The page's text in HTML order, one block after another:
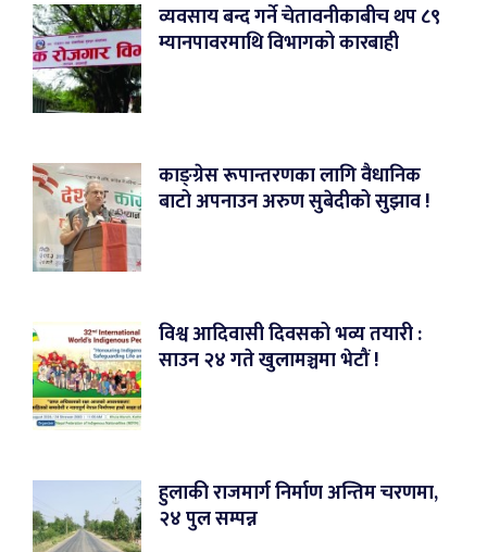
व्यवसाय बन्द गर्ने चेतावनीकाबीच थप ८९
म्यानपावरमाथि विभागको कारबाही
काङ्ग्रेस रूपान्तरणका लागि वैधानिक
बाटो अपनाउन अरुण सुबेदीको सुझाव !
विश्व आदिवासी दिवसको भव्य तयारी :
साउन २४ गते खुलामञ्चमा भेटौं !
हुलाकी राजमार्ग निर्माण अन्तिम चरणमा,
२४ पुल सम्पन्न